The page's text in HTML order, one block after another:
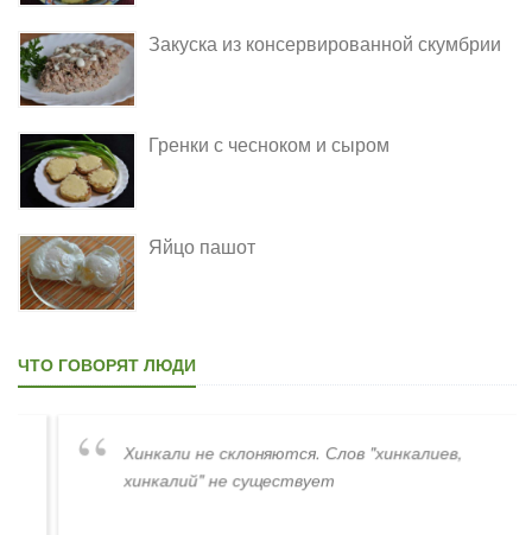
Закуска из консервированной скумбрии
Гренки с чесноком и сыром
Яйцо пашот
ЧТО ГОВОРЯТ ЛЮДИ
Хинкали не склоняются. Слов "хинкалиев,
хинкалий" не существует